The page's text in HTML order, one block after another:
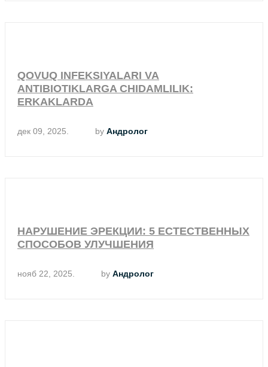
QOVUQ INFEKSIYALARI VA
ANTIBIOTIKLARGA CHIDAMLILIK:
ERKAKLARDA
дек 09, 2025. by Андролог
НАРУШЕНИЕ ЭРЕКЦИИ: 5 ЕСТЕСТВЕННЫХ
СПОСОБОВ УЛУЧШЕНИЯ
нояб 22, 2025. by Андролог